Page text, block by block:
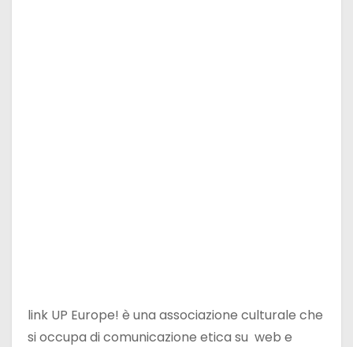
link UP Europe! è una associazione culturale che
si occupa di comunicazione etica su web e